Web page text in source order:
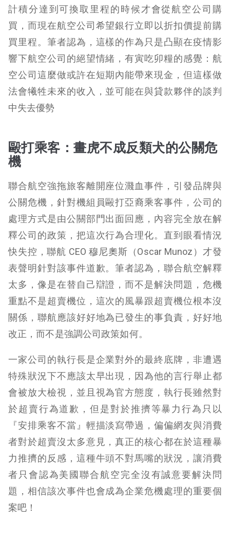
計積分達到可換取里程的時候才會從航空公司購
買，而現在航空公司希望銀行立即以折扣價提前購
買里程。筆者認為，這樣的作為只是凸顯在疫情影
響下航空公司的絕望情緒，有寅吃卯糧的感覺：航
空公司這麼做或許在短期內能帶來現金，但這樣做
法會犧牲未來的收入，並可能在與貸款夥伴的談判
中失去優勢
毆打乘客：畫虎不成反類犬的公關危
機
聯合航空強拖旅客離開座位濺血事件，引發品牌與
公關危機，針對機組員毆打亞裔乘客事件，公司的
處理方式是由公關部門出面回應，內容完全放在解
釋公司的政策，把這次行為合理化。直到眼看情況
快失控，聯航 CEO 穆尼奧斯（Oscar Munoz）才發
表聲明針對該事件道歉。筆者認為，聯合航空解釋
太多，像是在替自己辯證，而不是解決問題，危機
重點不是超賣機位，這次的風暴跟超賣機位根本沒
關係，聯航應該好好地為已發生的事負責，好好地
改正，而不是強調公司政策如何。
一家公司的執行長是企業對外的最終底牌，非遭遇
特殊狀況下不應該太早出現，因為他的言行舉止都
會被放大檢視，並且視為官方態度，執行長雖然對
於超賣行為道歉，但是對於推擠等暴力行為只以
『安排乘客不當』輕描淡寫帶過，偏偏網友與消費
者對於超賣沒太多意見，真正的核心都在於這種暴
力推擠的反感，這種牛頭不對馬嘴的狀況，讓消費
者只會認為美國聯合航空完全沒有誠意要解決問
題，相信該次事件也會成為企業危機處理的重要個
案吧！